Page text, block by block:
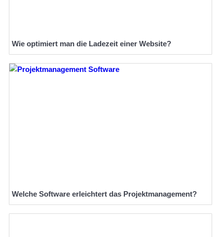
Wie optimiert man die Ladezeit einer Website?
Welche Software erleichtert das Projektmanagement?